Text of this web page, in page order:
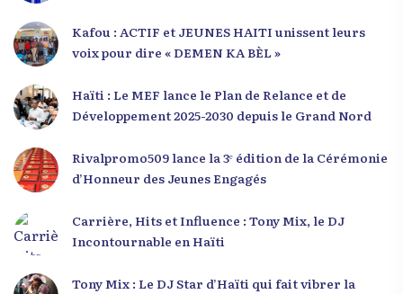
Kafou : ACTIF et JEUNES HAITI unissent leurs
voix pour dire « DEMEN KA BÈL »
Haïti : Le MEF lance le Plan de Relance et de
Développement 2025-2030 depuis le Grand Nord
Rivalpromo509 lance la 3ᵉ édition de la Cérémonie
d’Honneur des Jeunes Engagés
Carrière, Hits et Influence : Tony Mix, le DJ
Incontournable en Haïti
Tony Mix : Le DJ Star d’Haïti qui fait vibrer la